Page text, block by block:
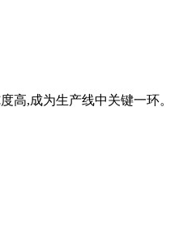
高,成为生产线中关键一环。